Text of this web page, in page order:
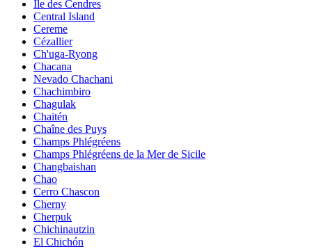
Île des Cendres
Central Island
Cereme
Cézallier
Ch'uga-Ryong
Chacana
Nevado Chachani
Chachimbiro
Chagulak
Chaitén
Chaîne des Puys
Champs Phlégréens
Champs Phlégréens de la Mer de Sicile
Changbaishan
Chao
Cerro Chascon
Cherny
Cherpuk
Chichinautzin
El Chichón